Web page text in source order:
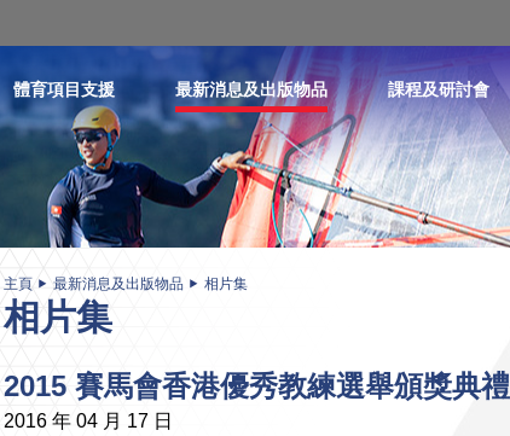
體育項目支援 最新消息及出版物品 課程及研討會
主頁 最新消息及出版物品 相片集
相片集
2015 賽馬會香港優秀教練選舉頒獎典禮
2016 年 04 月 17 日